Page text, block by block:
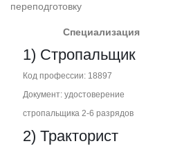
переподготовку
Специализация
1) Стропальщик
Код профессии: 18897
Документ: удостоверение
стропальщика 2‑6 разрядов
2) Тракторист